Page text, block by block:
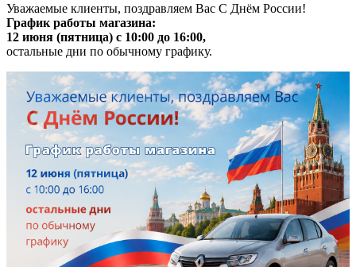
Уважаемые клиенты, поздравляем Вас С Днём России!
График работы магазина:
12 июня (пятница) с 10:00 до 16:00,
остальные дни по обычному графику.